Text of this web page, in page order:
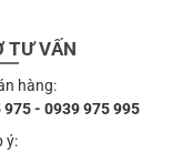
TƯ VẤN
hàng:
975 - 0939 975 995
ý: